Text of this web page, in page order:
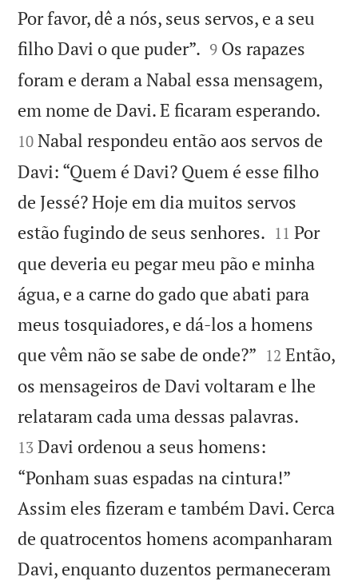
Por favor, dê a nós, seus servos, e a seu
filho Davi o que puder”. 

9 Os rapazes
foram e deram a Nabal essa mensagem,
em nome de Davi. E ficaram esperando.
10 Nabal respondeu então aos servos de
Davi: “Quem é Davi? Quem é esse filho
de Jessé? Hoje em dia muitos servos
estão fugindo de seus senhores. 

11 Por
que deveria eu pegar meu pão e minha
água, e a carne do gado que abati para
meus tosquiadores, e dá-los a homens
que vêm não se sabe de onde?” 

12 Então,
os mensageiros de Davi voltaram e lhe
relataram cada uma dessas palavras.
13 Davi ordenou a seus homens:
“Ponham suas espadas na cintura!”
Assim eles fizeram e também Davi. Cerca
de quatrocentos homens acompanharam
Davi, enquanto duzentos permaneceram